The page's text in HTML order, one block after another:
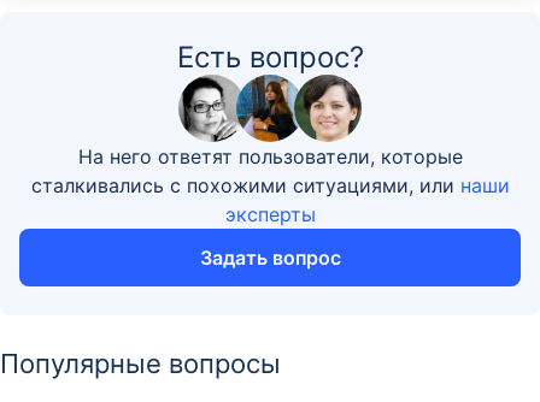
Есть вопрос?
На него ответят пользователи, которые
сталкивались с похожими ситуациями, или наши
эксперты
Задать вопрос
Популярные вопросы